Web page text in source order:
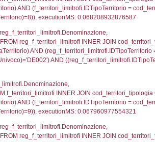
FROM
0.00043296813964844
el_comuni.Comune,
INNER JOIN
SEPARATOR ';
(